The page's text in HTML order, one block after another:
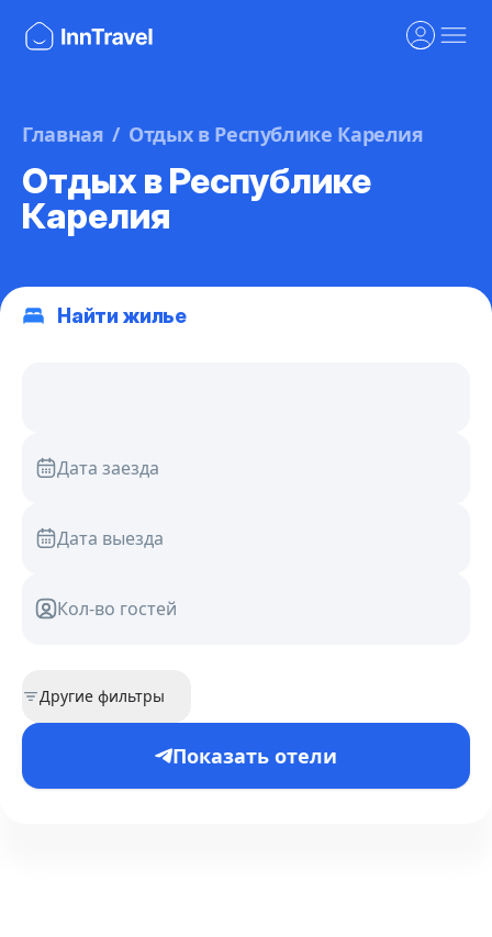
Главная Отдых в Республике Карелия
Отдых в Республике
Карелия
Найти жилье
Дата заезда
Дата выезда
Кол-во гостей
Другие фильтры
Показать отели